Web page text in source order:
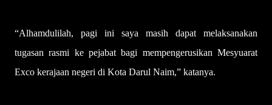
“Alhamdulilah, pagi ini saya masih dapat melaksanakan
tugasan rasmi ke pejabat bagi mempengerusikan Mesyuarat
Exco kerajaan negeri di Kota Darul Naim,” katanya.